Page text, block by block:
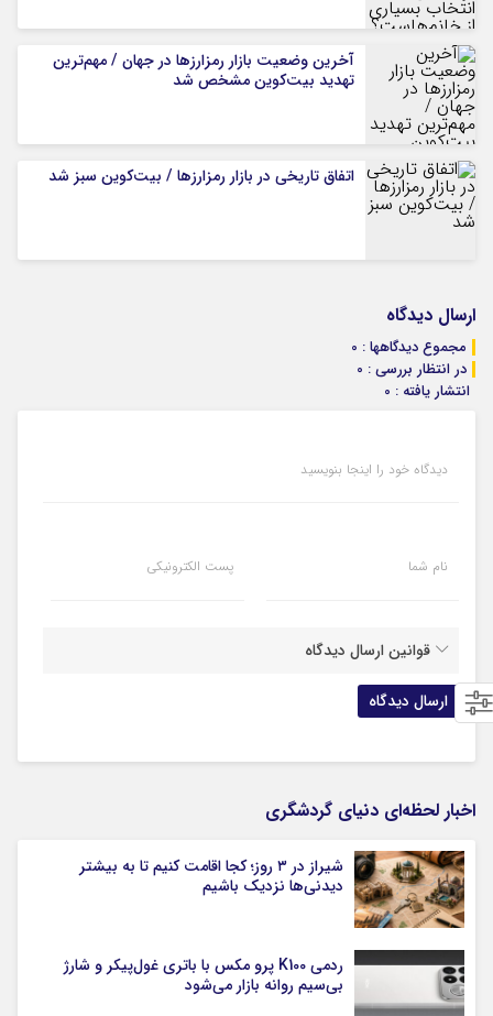
آخرین وضعیت بازار رمزارزها در جهان / مهم‌ترین
تهدید بیت‌کوین مشخص شد
اتفاق تاریخی در بازار رمزارزها / بیت‌کوین سبز شد
ارسال دیدگاه
مجموع دیدگاهها : 0
در انتظار بررسی : 0
انتشار یافته : 0
دیدگاه خود را اینجا بنویسید
نام شما پست الکترونیکی
قوانین ارسال دیدگاه
اخبار لحظه‌ای دنیای گردشگری
شیراز در ۳ روز؛ کجا اقامت کنیم تا به بیشتر
دیدنی‌ها نزدیک باشیم
ردمی K100 پرو مکس با باتری غول‌پیکر و شارژ
بی‌سیم روانه بازار می‌شود